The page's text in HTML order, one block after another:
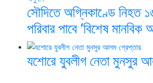
সৌদিতে অগ্নিকাণ্ডে নিহত
পরিবার পাবে ‘বিশেষ মানবিক
যশোরে যুবলীগ নেতা মুনসুর